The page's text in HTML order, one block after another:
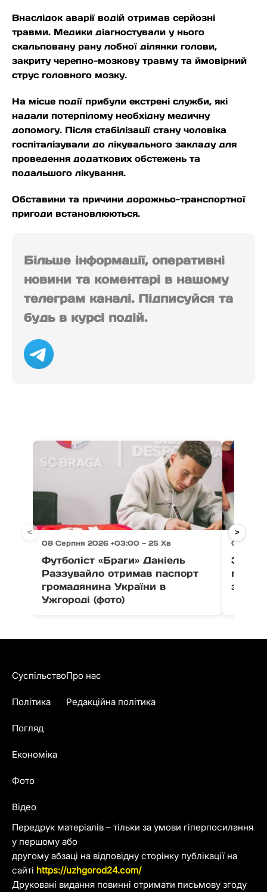
Внаслідок аварії водій отримав серйозні
травми. Медики діагностували у нього
скальповану рану лобної ділянки голови,
закриту черепно-мозкову травму та ймовірний
струс головного мозку.
На місце події прибули екстрені служби, які
надали потерпілому необхідну медичну
допомогу. Після стабілізації стану чоловіка
госпіталізували до лікувального закладу для
проведення додаткових обстежень та
подальшого лікування.
Обставини та причини дорожньо-транспортної
пригоди встановлюються.
Більше інформації, оперативні
новини та коментарі в нашому
телеграм каналі. Підписуйся та
будь в курсі подій.
08 Серпня 2026 +03:00 — 25 Хв
Футболіст «Браги» Даніель
Раззувайло отримав паспорт
громадянина України в
Ужгороді (фото)
08
Зі
< >
Передрук матеріалів – тільки за умови гіперпосилання
у першому або
другому абзаці на відповідну сторінку публікації на
сайті https://uzhgorod24.com/
Друковані видання повинні отримати письмову згоду
Суспільство
Політика
Погляд
Економіка
Фото
Відео
Про нас
Редакційна політика